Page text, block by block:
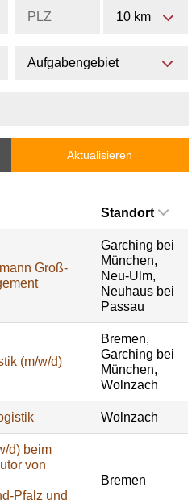
10 km
Aufgabengebiet
Aktualisieren
Standort
Groß-
Garching bei
München,
Neu-Ulm,
Neuhaus bei
Passau
(m/w/d)
Bremen,
Garching bei
München,
Wolnzach
Wolnzach
d) beim
von
Pfalz und
Bremen